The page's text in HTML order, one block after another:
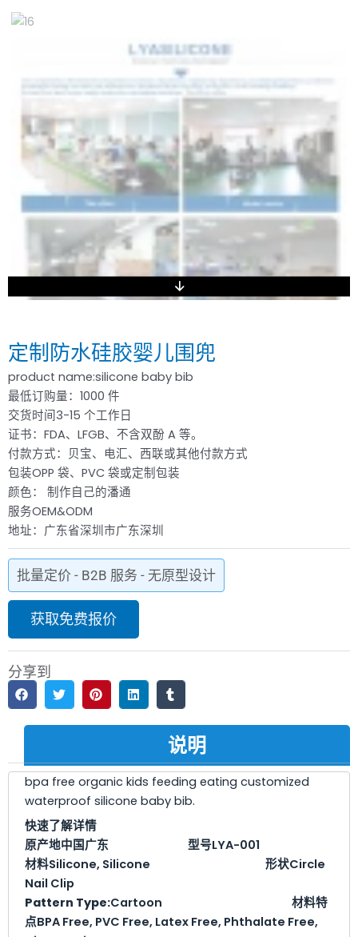
定制防水硅胶婴儿围兜
product name:silicone baby bib
最低订购量：1000 件
交货时间3-15 个工作日
证书：FDA、LFGB、不含双酚 A 等。
付款方式：贝宝、电汇、西联或其他付款方式
包装OPP 袋、PVC 袋或定制包装
颜色： 制作自己的潘通
服务OEM&ODM
地址：广东省深圳市广东深圳
批量定价 - B2B 服务 - 无原型设计
获取免费报价
分享到
说明
bpa free organic kids feeding eating customized
waterproof silicone baby bib.
快速了解详情
原产地中国广东 型号LYA-001
材料Silicone, Silicone 形状Circle
Nail Clip
Pattern Type:Cartoon
材料特
点BPA Free, PVC Free, Latex Free, Phthalate Free,